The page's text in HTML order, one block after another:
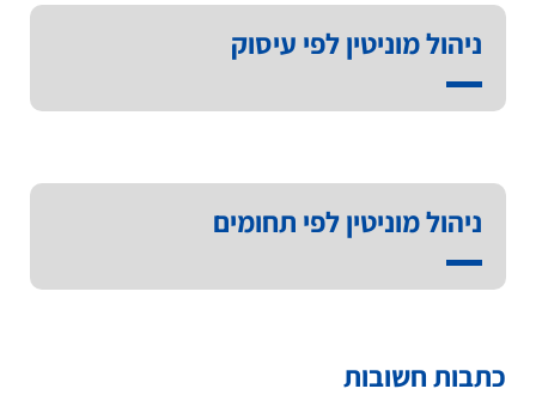
ניהול מוניטין לפי עיסוק
ניהול מוניטין לפי תחומים
כתבות חשובות